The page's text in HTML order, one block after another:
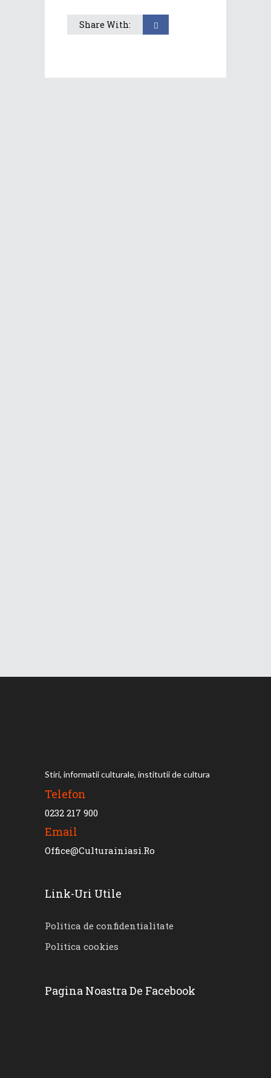
Share With:
Stiri, informatii culturale, institutii de cultura
Telefon
0232 217 900
Email
Office@culturainiasi.ro
Link-Uri Utile
Politica de confidentialitate
Politica cookies
Pagina Noastra De Facebook